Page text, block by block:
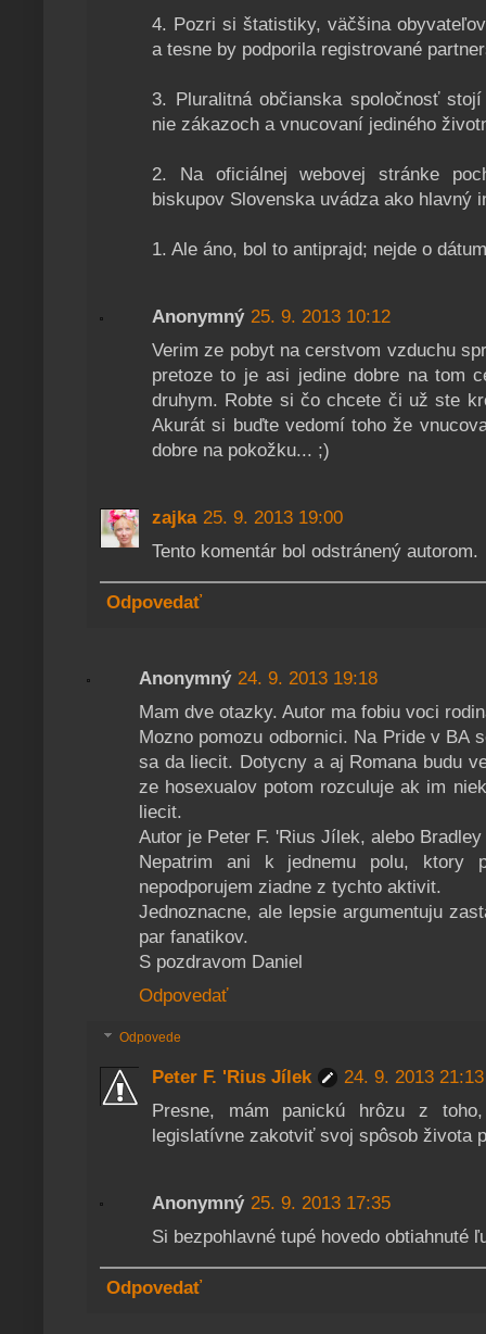
4. Pozri si štatistiky, väčšina
a tesne by podporila registrované
3. Pluralitná občianska spoločnosť
nie zákazoch a vnucovaní jediného
2. Na oficiálnej webovej stránke
biskupov Slovenska uvádza ako hlavný
1. Ale áno, bol to antiprajd; nejde o
Anonymný 25. 9. 2013 10:12
Verim ze pobyt na cerstvom vzduchu
pretoze to je asi jedine dobre na tom
druhym. Robte si čo chcete či už ste
Akurát si buďte vedomí toho že
dobre na pokožku... ;)
zajka 25. 9. 2013 19:00
Tento komentár bol odstránený autorom.
Odpovedať
Anonymný 24. 9. 2013 19:18
Mam dve otazky. Autor ma fobiu voci
Mozno pomozu odbornici. Na Pride v BA
sa da liecit. Dotycny a aj Romana budu
ze hosexualov potom rozculuje ak im
liecit.
Autor je Peter F. 'Rius Jílek, alebo Bradley
Nepatrim ani k jednemu polu, ktory
nepodporujem ziadne z tychto aktivit.
Jednoznacne, ale lepsie argumentuju
par fanatikov.
S pozdravom Daniel
Odpovedať
Odpovede
Peter F. 'Rius Jílek
24. 9. 2013 21:13
Presne, mám panickú hrôzu z
legislatívne zakotviť svoj spôsob života
Anonymný 25. 9. 2013 17:35
Si bezpohlavné tupé hovedo obtiahnuté
Odpovedať